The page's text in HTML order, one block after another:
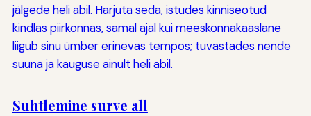
jälgede heli abil. Harjuta seda, istudes kinniseotud
kindlas piirkonnas, samal ajal kui meeskonnakaaslane
liigub sinu ümber erinevas tempos; tuvastades nende
suuna ja kauguse ainult heli abil.
Suhtlemine surve all